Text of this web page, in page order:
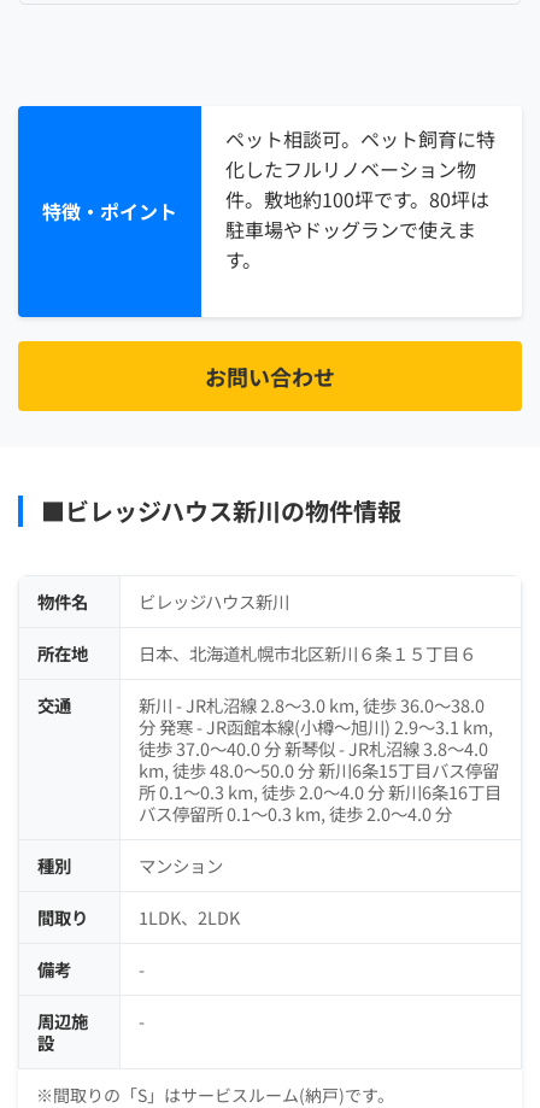
特徴・ポイント
ペット相談可。ペット飼育に特
化したフルリノベーション物
件。敷地約100坪です。80坪は
駐車場やドッグランで使えま
す。
お問い合わせ
■ビレッジハウス新川の物件情報
物件名 ビレッジハウス新川
所在地 日本、北海道札幌市北区新川６条１５丁目６
交通
新川 - JR札沼線 2.8～3.0 km, 徒歩 36.0～38.0
分 発寒 - JR函館本線(小樽～旭川) 2.9～3.1 km,
徒歩 37.0～40.0 分 新琴似 - JR札沼線 3.8～4.0
km, 徒歩 48.0～50.0 分 新川6条15丁目バス停留
所 0.1～0.3 km, 徒歩 2.0～4.0 分 新川6条16丁目
バス停留所 0.1～0.3 km, 徒歩 2.0～4.0 分
種別 マンション
間取り 1LDK、2LDK
備考 -
周辺施
設
-
※間取りの「S」はサービスルーム(納戸)です。